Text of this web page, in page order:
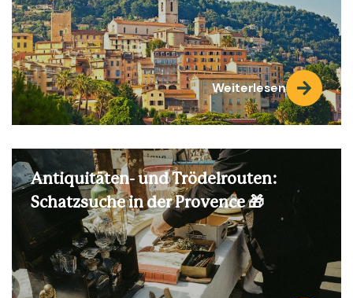
Weiterlesen
Antiquitäten- und Trödelrouten:
Schatzsuche in der Provence 🎁